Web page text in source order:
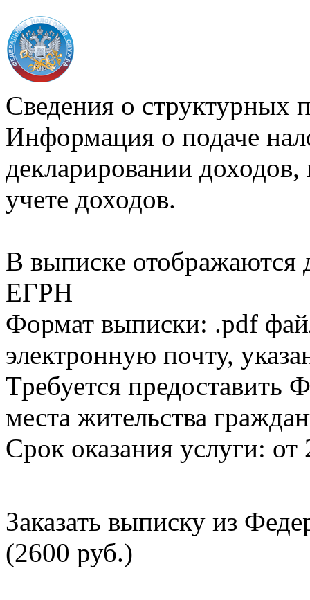
Сведения о структурных
Информация о подаче
декларировании доходов,
учете доходов.
В выписке
ЕГРН
Формат выписки: .pdf
электронную почту,
Требуется
места жительства
Срок оказания услуги: от
Заказать выписку из
(2600 руб.)